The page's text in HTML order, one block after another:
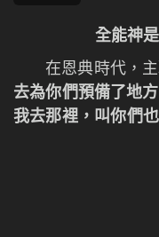
全能神
在恩典時代，
去為你們預備了地
我去那裡，叫你們
」（太24:27
與預言再次道成肉